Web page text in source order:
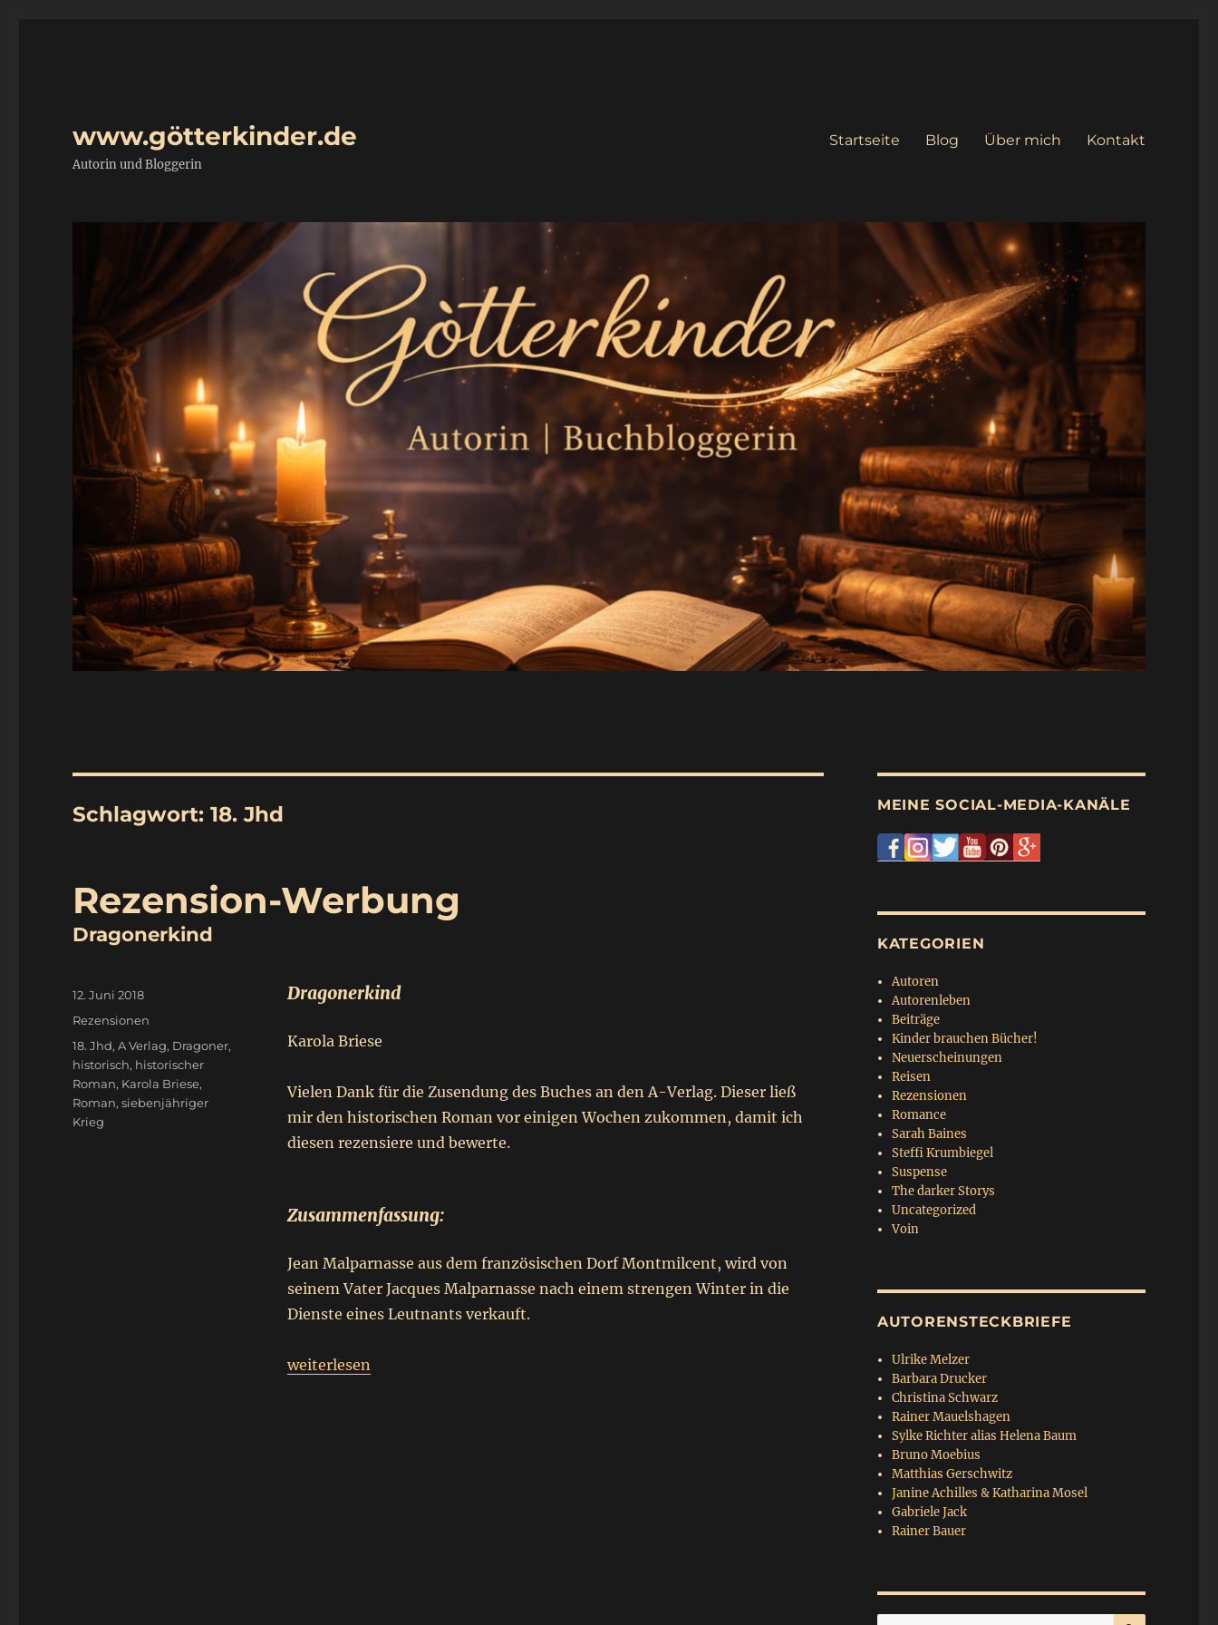
www.götterkinder.de
Autorin und Bloggerin
Startseite Blog Über mich Kontakt
Schlagwort:18. Jhd
Rezension-Werbung
Dragonerkind
Dragonerkind
Karola Briese
Vielen Dank für die Zusendung des Buches an den A-Verlag. Dieser ließ
mir den historischen Roman vor einigen Wochen zukommen, damit ich
diesen rezensiere und bewerte.
Zusammenfassung:
Jean Malparnasse aus dem französischen Dorf Montmilcent, wird von
seinem Vater Jacques Malparnasse nach einem strengen Winter in die
Dienste eines Leutnants verkauft.
„Rezension-Werbung
weiterlesen
Veröffentlicht
12. Juni 2018
Kategorien
Rezensionen
Schlagwörter
18. Jhd,A Verlag, Dragoner,
historisch, historischer
Roman, Karola Briese,
Roman,siebenjähriger
Krieg
MEINE SOCIAL-MEDIA-KANÄLE
KATEGORIEN
Autoren
Autorenleben
Beiträge
Kinder brauchen Bücher!
Neuerscheinungen
Reisen
Rezensionen
Romance
Sarah Baines
Steffi Krumbiegel
Suspense
The darker Storys
Uncategorized
Voin
AUTORENSTECKBRIEFE
Ulrike Melzer
Barbara Drucker
Christina Schwarz
Rainer Mauelshagen
Sylke Richter alias Helena Baum
Bruno Moebius
Matthias Gerschwitz
Janine Achilles & Katharina Mosel
Gabriele Jack
Rainer Bauer
SUCHEN